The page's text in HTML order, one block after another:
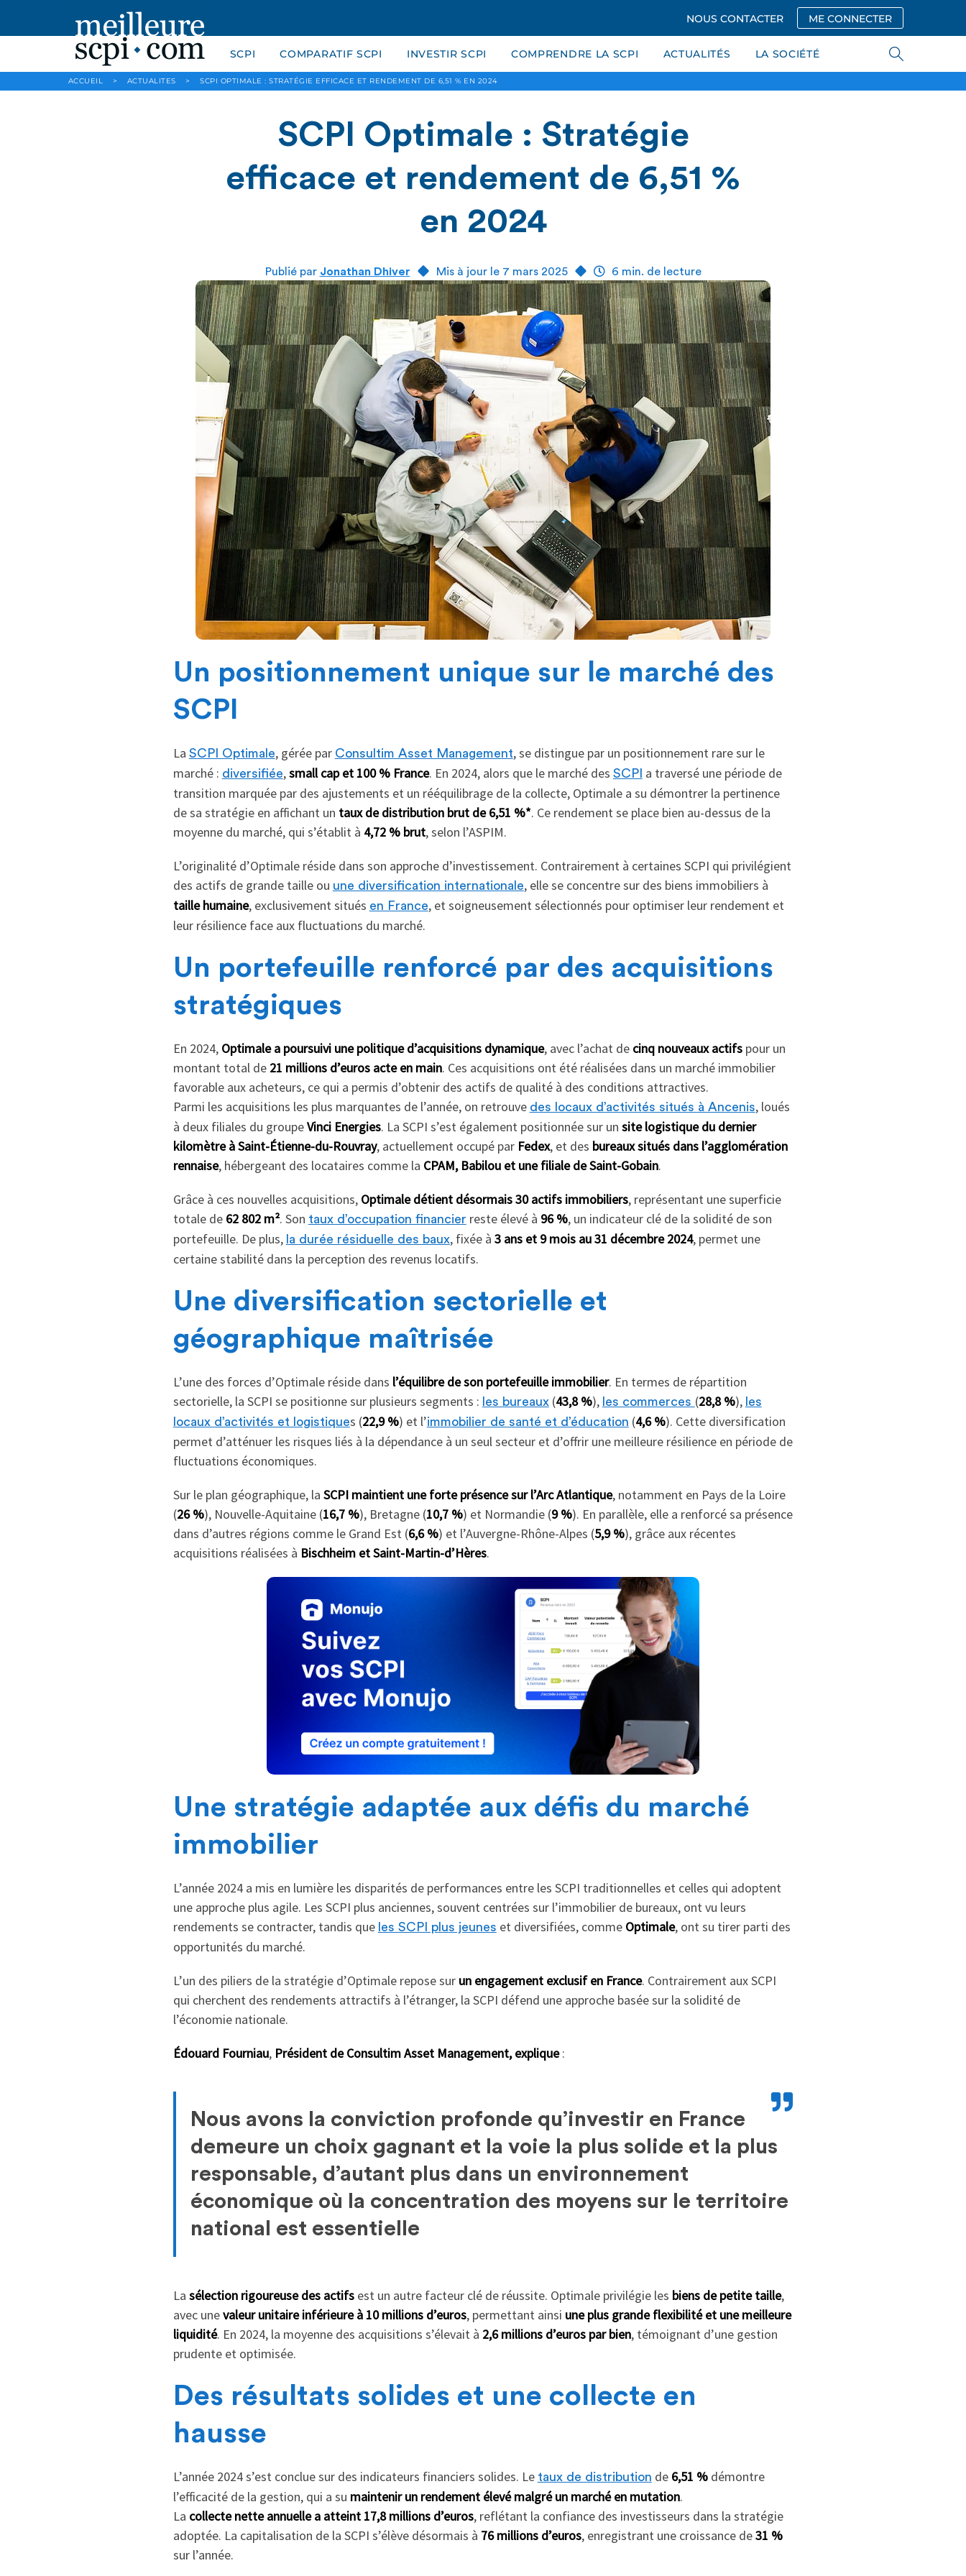
NOUS CONTACTER ME CONNECTER
SCPI COMPARATIF SCPI INVESTIR SCPI COMPRENDRE LA SCPI ACTUALITÉS LA SOCIÉTÉ
ACCUEIL > ACTUALITES > SCPI OPTIMALE : STRATÉGIE EFFICACE ET RENDEMENT DE 6,51 % EN 2024
SCPI Optimale : Stratégie
efficace et rendement de 6,51 %
en 2024
Publié par Jonathan Dhiver Mis à jour le 7 mars 2025 6 min. de lecture
Un positionnement unique sur le marché des
SCPI
La SCPI Optimale, gérée par Consultim Asset Management, se distingue par un positionnement rare sur le
marché : diversifiée,small cap et 100 % France. En 2024, alors que le marché des SCPI a traversé une période de
transition marquée par des ajustements et un rééquilibrage de la collecte, Optimale a su démontrer la pertinence
de sa stratégie en affichant un taux de distribution brut de 6,51 %*. Ce rendement se place bien au-dessus de la
moyenne du marché, qui s’établit à 4,72 % brut, selon l’ASPIM.
L’originalité d’Optimale réside dans son approche d’investissement. Contrairement à certaines SCPI qui privilégient
des actifs de grande taille ou une diversification internationale, elle se concentre sur des biens immobiliers à
taille humaine, exclusivement situés en France, et soigneusement sélectionnés pour optimiser leur rendement et
leur résilience face aux fluctuations du marché.
Un portefeuille renforcé par des acquisitions
stratégiques
En 2024, Optimale a poursuivi une politique d’acquisitions dynamique, avec l’achat de cinq nouveaux actifspour un
montant total de 21 millions d’euros acte en main. Ces acquisitions ont été réalisées dans un marché immobilier
favorable aux acheteurs, ce qui a permis d’obtenir des actifs de qualité à des conditions attractives.
Parmi les acquisitions les plus marquantes de l’année, on retrouve des locaux d’activités situés à Ancenis, loués
à deux filiales du groupeVinci Energies. La SCPI s’est également positionnée sur un site logistique du dernier
kilomètre à Saint-Étienne-du-Rouvray, actuellement occupé par Fedex, et des bureaux situés dans l’agglomération
rennaise, hébergeant des locataires comme la CPAM, Babilou et une filiale de Saint-Gobain.
Grâce à ces nouvelles acquisitions, Optimale détient désormais 30 actifs immobiliers, représentant une superficie
totale de 62 802 m². Son taux d’occupation financier reste élevé à 96 %, un indicateur clé de la solidité de son
portefeuille. De plus, la durée résiduelle des baux, fixée à 3 ans et 9 mois au 31 décembre 2024, permet une
certaine stabilité dans la perception des revenus locatifs.
Une diversification sectorielle et
géographique maîtrisée
L’une des forces d’Optimale réside dans l’équilibre de son portefeuille immobilier. En termes de répartition
sectorielle, la SCPI se positionne sur plusieurs segments : les bureaux(43,8 %), les commerces (28,8 %), les
locaux d’activités et logistiques (22,9 %) et l’immobilier de santé et d’éducation (4,6 %). Cette diversification
permet d’atténuer les risques liés à la dépendance à un seul secteur et d’offrir une meilleure résilience en période de
fluctuations économiques.
Sur le plan géographique, la SCPI maintient une forte présence sur l’Arc Atlantique, notamment en Pays de la Loire
(26 %), Nouvelle-Aquitaine (16,7 %), Bretagne (10,7 %) et Normandie (9 %). En parallèle, elle a renforcé sa présence
dans d’autres régions comme le Grand Est (6,6 %) et l’Auvergne-Rhône-Alpes (5,9 %), grâce aux récentes
acquisitions réalisées à Bischheim et Saint-Martin-d’Hères.
Une stratégie adaptée aux défis du marché
immobilier
L’année 2024 a mis en lumière les disparités de performances entre les SCPI traditionnelles et celles qui adoptent
une approche plus agile. Les SCPI plus anciennes, souvent centrées sur l’immobilier de bureaux, ont vu leurs
rendements se contracter, tandis que les SCPI plus jeunes et diversifiées, comme Optimale, ont su tirer parti des
opportunités du marché.
L’un des piliers de la stratégie d’Optimale repose sur un engagement exclusif en France. Contrairement aux SCPI
qui cherchent des rendements attractifs à l’étranger, la SCPI défend une approche basée sur la solidité de
l’économie nationale.
Édouard Fourniau, Président de Consultim Asset Management, explique:
Nous avons la conviction profonde qu’investir en France
demeure un choix gagnant et la voie la plus solide et la plus
responsable, d’autant plus dans un environnement
économique où la concentration des moyens sur le territoire
national est essentielle
La sélection rigoureuse des actifsest un autre facteur clé de réussite. Optimale privilégie les biens de petite taille,
avec unevaleur unitaire inférieure à 10 millions d’euros, permettant ainsi une plus grande flexibilité et une meilleure
liquidité. En 2024, la moyenne des acquisitions s’élevait à 2,6 millions d’euros par bien, témoignant d’une gestion
prudente et optimisée.
Des résultats solides et une collecte en
hausse
L’année 2024 s’est conclue sur des indicateurs financiers solides. Le taux de distribution de 6,51 %démontre
l’efficacité de la gestion, qui a su maintenir un rendement élevé malgré un marché en mutation.
La collecte nette annuelle a atteint 17,8 millions d’euros, reflétant la confiance des investisseurs dans la stratégie
adoptée. La capitalisation de la SCPI s’élève désormais à 76 millions d’euros, enregistrant une croissance de31 %
sur l’année.